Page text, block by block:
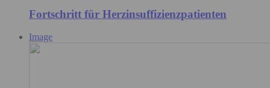
Fortschritt für Herzinsuffizienzpatienten
Image